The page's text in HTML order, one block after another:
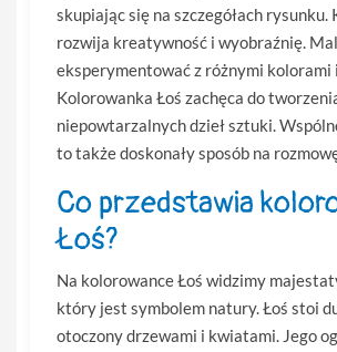
skupiając się na szczegółach rysunku.
rozwija kreatywność i wyobraźnię.
eksperymentować z różnymi kolorami
Kolorowanka Łoś zachęca do
niepowtarzalnych dzieł sztuki.
to także doskonały sposób na
Co przedstawia
Łoś?
Na kolorowance Łoś widzimy
który jest symbolem natury. Łoś stoi
otoczony drzewami i kwiatami. Jego